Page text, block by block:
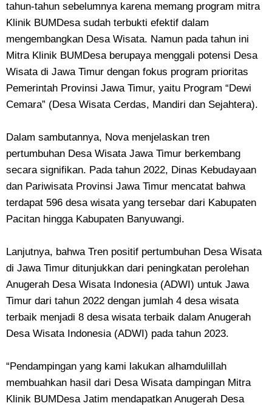
tahun-tahun sebelumnya karena memang program mitra
Klinik BUMDesa sudah terbukti efektif dalam
mengembangkan Desa Wisata. Namun pada tahun ini
Mitra Klinik BUMDesa berupaya menggali potensi Desa
Wisata di Jawa Timur dengan fokus program prioritas
Pemerintah Provinsi Jawa Timur, yaitu Program “Dewi
Cemara” (Desa Wisata Cerdas, Mandiri dan Sejahtera).
Dalam sambutannya, Nova menjelaskan tren
pertumbuhan Desa Wisata Jawa Timur berkembang
secara signifikan. Pada tahun 2022, Dinas Kebudayaan
dan Pariwisata Provinsi Jawa Timur mencatat bahwa
terdapat 596 desa wisata yang tersebar dari Kabupaten
Pacitan hingga Kabupaten Banyuwangi.
Lanjutnya, bahwa Tren positif pertumbuhan Desa Wisata
di Jawa Timur ditunjukkan dari peningkatan perolehan
Anugerah Desa Wisata Indonesia (ADWI) untuk Jawa
Timur dari tahun 2022 dengan jumlah 4 desa wisata
terbaik menjadi 8 desa wisata terbaik dalam Anugerah
Desa Wisata Indonesia (ADWI) pada tahun 2023.
“Pendampingan yang kami lakukan alhamdulillah
membuahkan hasil dari Desa Wisata dampingan Mitra
Klinik BUMDesa Jatim mendapatkan Anugerah Desa